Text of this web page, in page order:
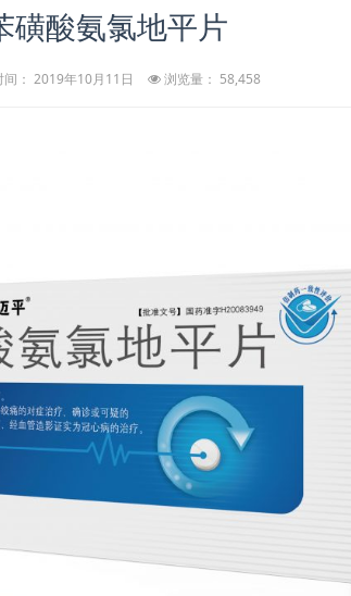
磺酸氨氯地平片
： 2019年10月11日 浏览量： 58,458